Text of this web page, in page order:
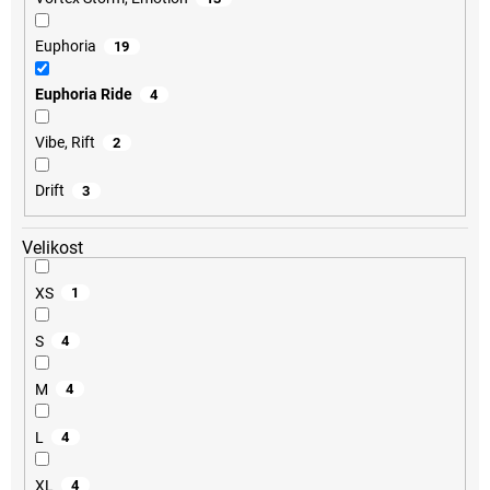
Velikost
XS 1
S 4
M 4
L 4
XL 4
Euphoria 19
Euphoria Ride 4
Vibe, Rift 2
Drift 3